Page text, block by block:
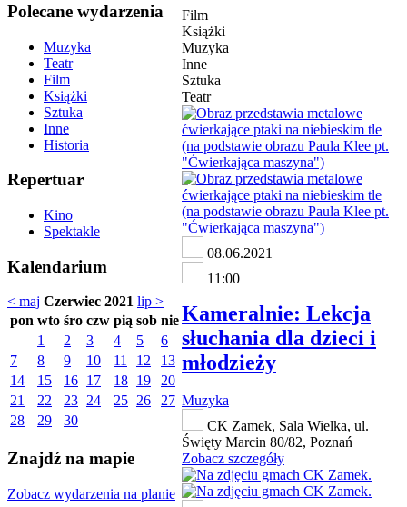
Polecane wydarzenia
Muzyka
Teatr
Film
Książki
Sztuka
Inne
Historia
Repertuar
Kino
Spektakle
Kalendarium
< maj Czerwiec 2021 lip >
pon wto śro czw pią sob nie
1
2 3 4 5
6
7
8 9 10 11 12
13
14
15 16 17 18 19
20
21
22 23 24 25 26
27
28
29 30
Znajdź na mapie
Zobacz wydarzenia na planie
Film
Książki
Muzyka
Inne
Sztuka
Teatr
08.06.2021
11:00
Kameralnie: Lekcja
słuchania dla dzieci i
młodzieży
Muzyka
CK Zamek, Sala Wielka, ul.
Święty Marcin 80/82, Poznań
Zobacz szczegóły